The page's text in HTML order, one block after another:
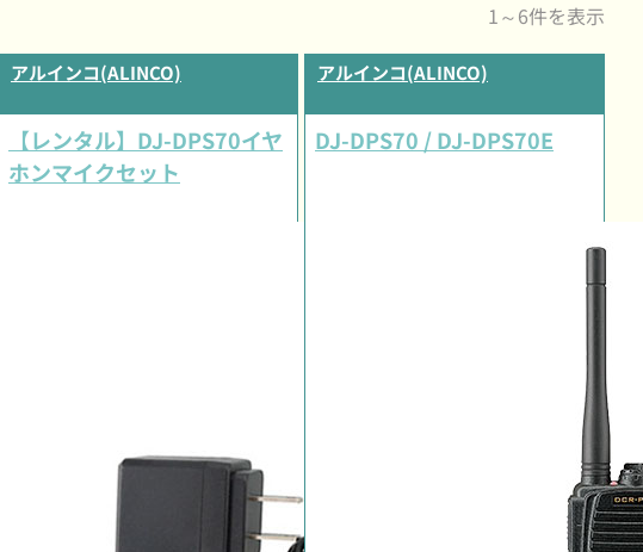
1～6件を表示
アルインコ(ALINCO)
【レンタル】DJ-DPS70イヤ
ホンマイクセット
アルインコ(ALINCO)
DJ-DPS70 / DJ-DPS70E